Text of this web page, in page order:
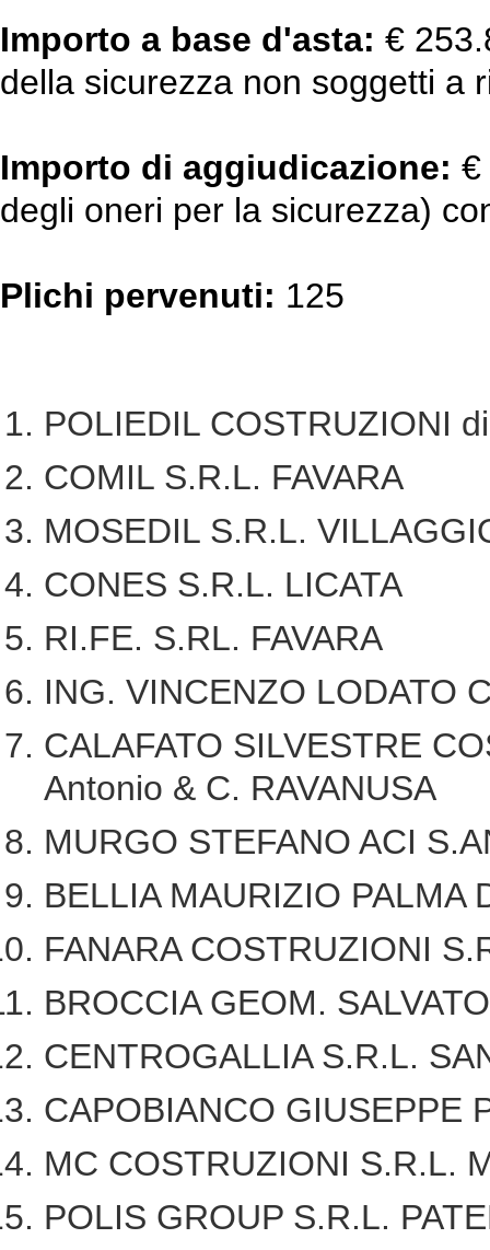
Importo a base d'asta: €
della sicurezza non soggetti a
Importo di aggiudicazione: €
degli oneri per la sicurezza)
Plichi pervenuti: 125
POLIEDIL COSTRUZIONI
COMIL S.R.L. FAVARA
MOSEDIL S.R.L.
CONES S.R.L. LICATA
RI.FE. S.RL. FAVARA
ING. VINCENZO LODATO
CALAFATO SILVESTRE
Antonio & C. RAVANUSA
MURGO STEFANO ACI
BELLIA MAURIZIO PALMA
FANARA COSTRUZIONI
BROCCIA GEOM.
CENTROGALLIA S.R.L.
CAPOBIANCO GIUSEPPE
MC COSTRUZIONI S.R.L.
POLIS GROUP S.R.L.